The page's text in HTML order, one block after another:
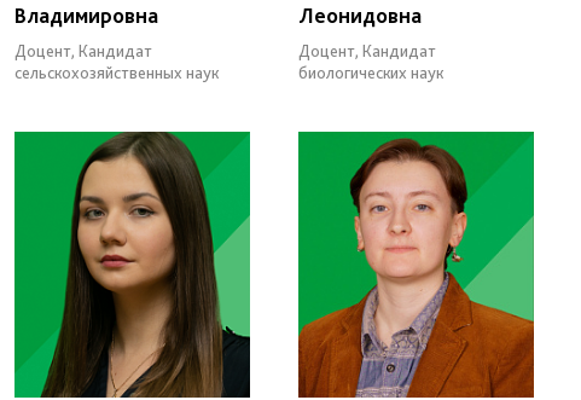
Владимировна
Доцент, Кандидат
сельскохозяйственных наук
Леонидовна
Доцент, Кандидат
биологических наук